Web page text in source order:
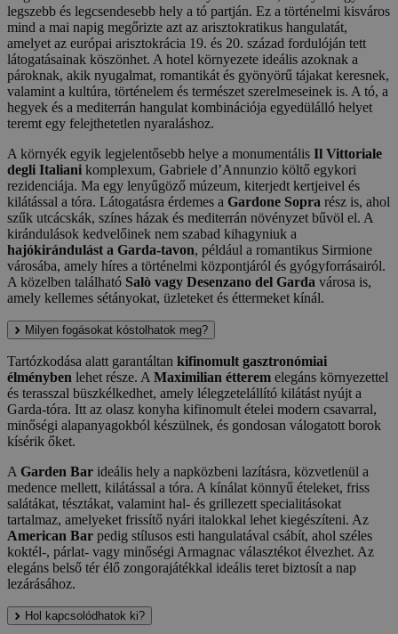
legszebb és legcsendesebb hely a tó partján. Ez a történelmi kisváros
mind a mai napig megőrizte azt az arisztokratikus hangulatát,
amelyet az európai arisztokrácia 19. és 20. század fordulóján tett
látogatásainak köszönhet. A hotel környezete ideális azoknak a
pároknak, akik nyugalmat, romantikát és gyönyörű tájakat keresnek,
valamint a kultúra, történelem és természet szerelmeseinek is. A tó, a
hegyek és a mediterrán hangulat kombinációja egyedülálló helyet
teremt egy felejthetetlen nyaraláshoz.
A környék egyik legjelentősebb helye a monumentális Il Vittoriale
degli Italiani komplexum, Gabriele d’Annunzio költő egykori
rezidenciája. Ma egy lenyűgöző múzeum, kiterjedt kertjeivel és
kilátással a tóra. Látogatásra érdemes a Gardone Sopra rész is, ahol
szűk utcácskák, színes házak és mediterrán növényzet bűvöl el. A
kirándulások kedvelőinek nem szabad kihagyniuk a
hajókirándulást a Garda-tavon, például a romantikus Sirmione
városába, amely híres a történelmi központjáról és gyógyforrásairól.
A közelben található Salò vagy Desenzano del Garda városa is,
amely kellemes sétányokat, üzleteket és éttermeket kínál.
Milyen fogásokat kóstolhatok meg?
Tartózkodása alatt garantáltan kifinomult gasztronómiai
élményben lehet része. A Maximilian étterem elegáns környezettel
és terasszal büszkélkedhet, amely lélegzetelállító kilátást nyújt a
Garda-tóra. Itt az olasz konyha kifinomult ételei modern csavarral,
minőségi alapanyagokból készülnek, és gondosan válogatott borok
kísérik őket.
A Garden Bar ideális hely a napközbeni lazításra, közvetlenül a
medence mellett, kilátással a tóra. A kínálat könnyű ételeket, friss
salátákat, tésztákat, valamint hal- és grillezett specialitásokat
tartalmaz, amelyeket frissítő nyári italokkal lehet kiegészíteni. Az
American Bar pedig stílusos esti hangulatával csábít, ahol széles
koktél-, párlat- vagy minőségi Armagnac választékot élvezhet. Az
elegáns belső tér élő zongorajátékkal ideális teret biztosít a nap
lezárásához.
Hol kapcsolódhatok ki?